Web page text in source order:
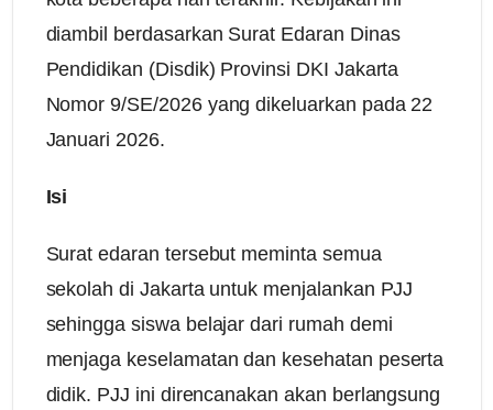
diambil berdasarkan Surat Edaran Dinas
Pendidikan (Disdik) Provinsi DKI Jakarta
Nomor 9/SE/2026 yang dikeluarkan pada 22
Januari 2026.
Isi
Surat edaran tersebut meminta semua
sekolah di Jakarta untuk menjalankan PJJ
sehingga siswa belajar dari rumah demi
menjaga keselamatan dan kesehatan peserta
didik. PJJ ini direncanakan akan berlangsung